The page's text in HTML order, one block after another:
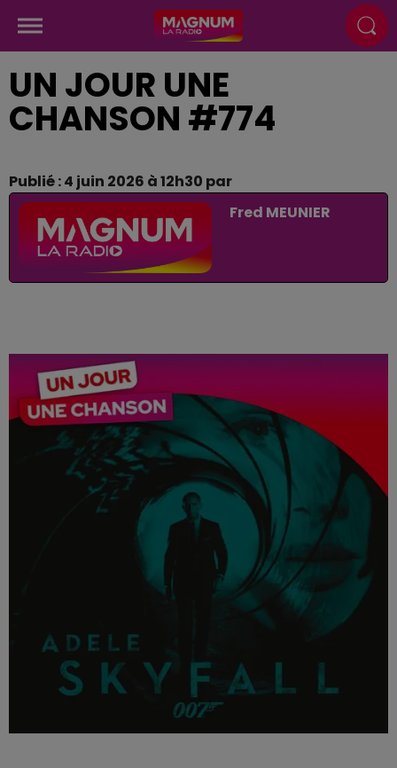
UN JOUR UNE
CHANSON #774
Publié : 4 juin 2026 à 12h30 par
Fred MEUNIER